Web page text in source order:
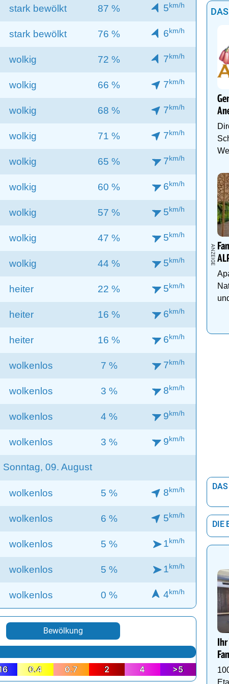
stark bewölkt 87 % 5km/h
stark bewölkt 76 % 6km/h
wolkig 72 % 7km/h
wolkig 66 % 7km/h
wolkig 68 % 7km/h
wolkig 71 % 7km/h
wolkig 65 % 7km/h
wolkig 60 % 6km/h
wolkig 57 % 5km/h
wolkig 47 % 5km/h
wolkig 44 % 5km/h
heiter 22 % 5km/h
heiter 16 % 6km/h
heiter 16 % 6km/h
wolkenlos 7 % 7km/h
wolkenlos 3 % 8km/h
wolkenlos 4 % 9km/h
wolkenlos 3 % 9km/h
Sonntag, 09. August
wolkenlos 5 % 8km/h
wolkenlos 6 % 5km/h
wolkenlos 5 % 1km/h
wolkenlos 5 % 1km/h
wolkenlos 0 % 4km/h
Bewölkung
0.4 0.7 2 4 >5
DIE